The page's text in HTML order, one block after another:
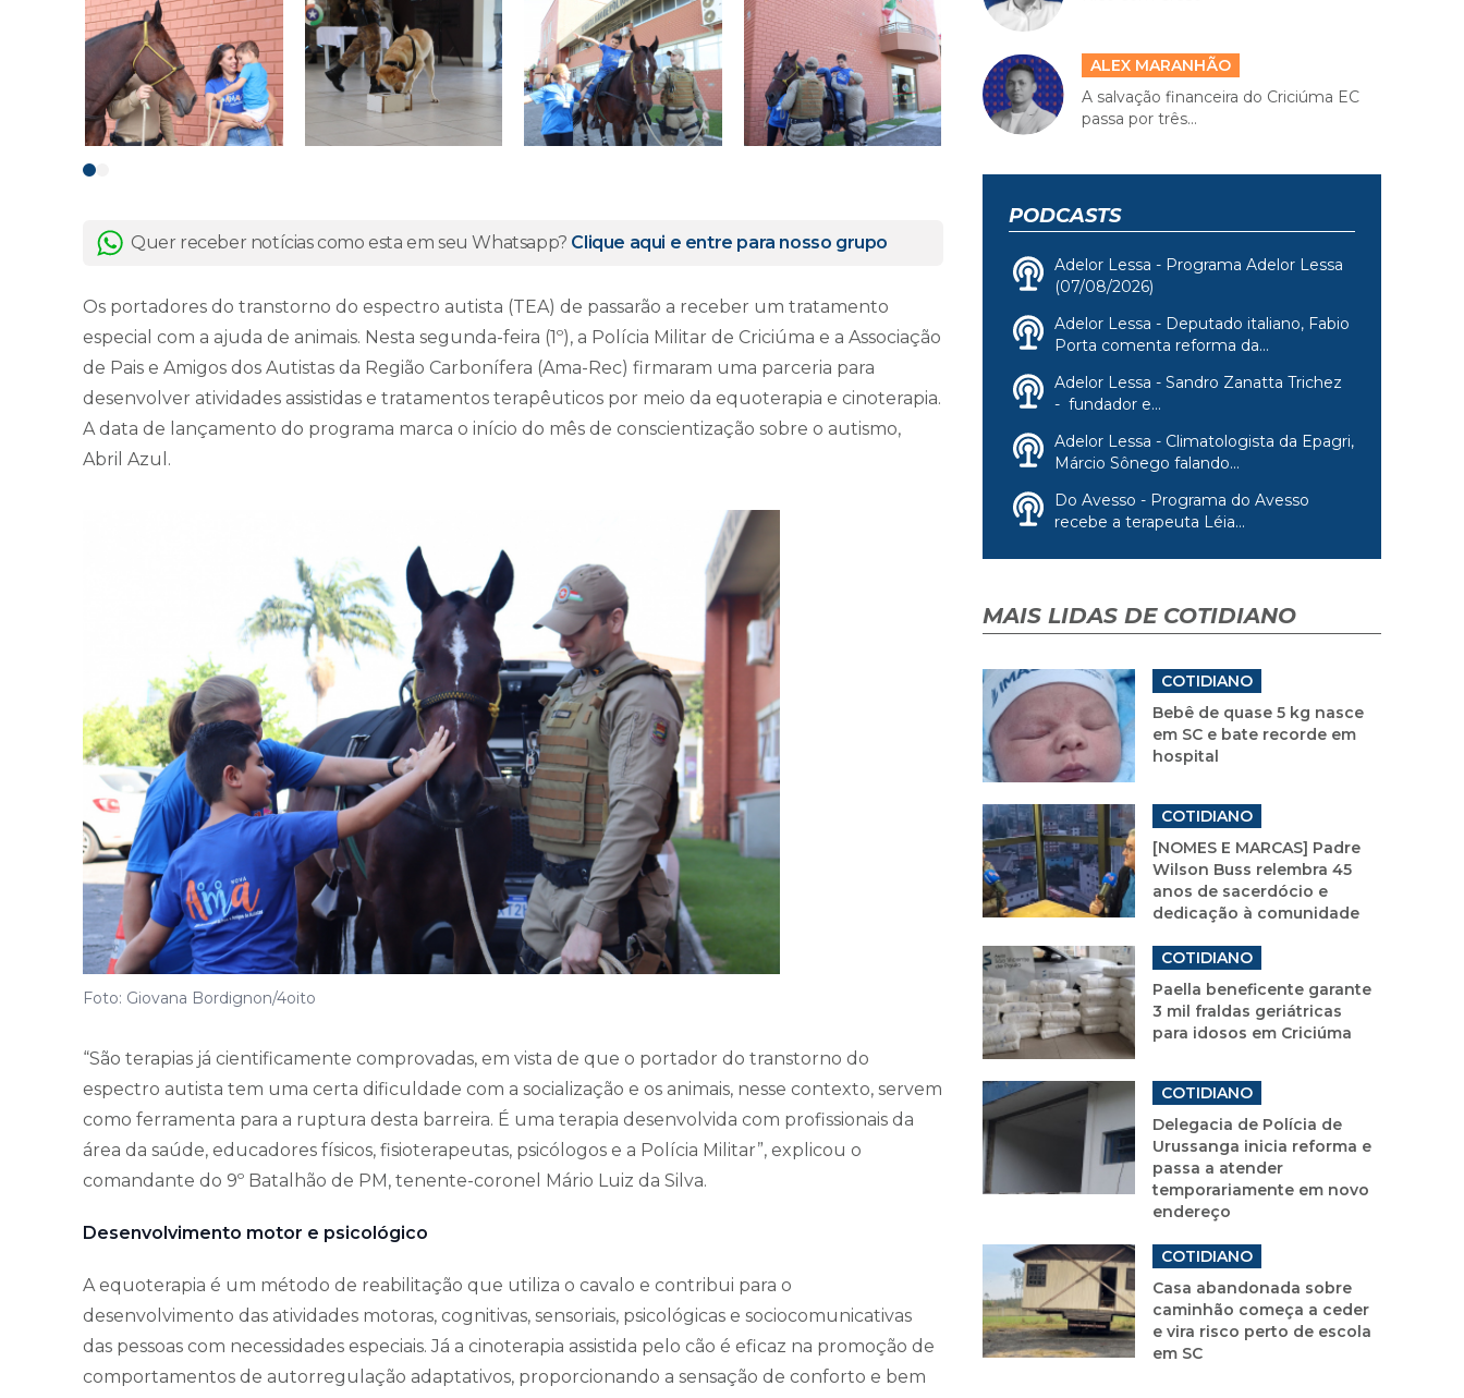
Quer receber notícias como esta em seu Whatsapp? Clique aqui e entre para nosso grupo
Os portadores do transtorno do espectro autista (TEA) de passarão a receber um tratamento
especial com a ajuda de animais. Nesta segunda-feira (1º), a Polícia Militar de Criciúma e a Associação
de Pais e Amigos dos Autistas da Região Carbonífera (Ama-Rec) firmaram uma parceria para
desenvolver atividades assistidas e tratamentos terapêuticos por meio da equoterapia e cinoterapia.
A data de lançamento do programa marca o início do mês de conscientização sobre o autismo,
Abril Azul.
Foto: Giovana Bordignon/4oito
“São terapias já cientificamente comprovadas, em vista de que o portador do transtorno do
espectro autista tem uma certa dificuldade com a socialização e os animais, nesse contexto, servem
como ferramenta para a ruptura desta barreira. É uma terapia desenvolvida com profissionais da
área da saúde, educadores físicos, fisioterapeutas, psicólogos e a Polícia Militar”, explicou o
comandante do 9º Batalhão de PM, tenente-coronel Mário Luiz da Silva.
Desenvolvimento motor e psicológico
A equoterapia é um método de reabilitação que utiliza o cavalo e contribui para o
desenvolvimento das atividades motoras, cognitivas, sensoriais, psicológicas e sociocomunicativas
das pessoas com necessidades especiais. Já a cinoterapia assistida pelo cão é eficaz na promoção de
comportamentos de autorregulação adaptativos, proporcionando a sensação de conforto e bem
ALEX MARANHÃO
A salvação financeira do Criciúma EC
passa por três...
PODCASTS
Adelor Lessa - Programa Adelor Lessa
(07/08/2026)
Adelor Lessa - Deputado italiano, Fabio
Porta comenta reforma da...
Adelor Lessa - Sandro Zanatta Trichez
- fundador e...
Adelor Lessa - Climatologista da Epagri,
Márcio Sônego falando...
Do Avesso - Programa do Avesso
recebe a terapeuta Léia...
MAIS LIDAS DE COTIDIANO
COTIDIANO
Bebê de quase 5 kg nasce
em SC e bate recorde em
hospital
COTIDIANO
[NOMES E MARCAS] Padre
Wilson Buss relembra 45
anos de sacerdócio e
dedicação à comunidade
COTIDIANO
Paella beneficente garante
3 mil fraldas geriátricas
para idosos em Criciúma
COTIDIANO
Delegacia de Polícia de
Urussanga inicia reforma e
passa a atender
temporariamente em novo
endereço
COTIDIANO
Casa abandonada sobre
caminhão começa a ceder
e vira risco perto de escola
em SC